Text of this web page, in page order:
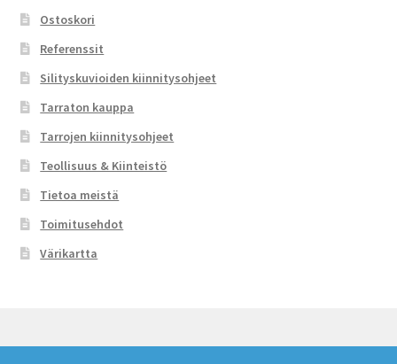
Ostoskori
Referenssit
Silityskuvioiden kiinnitysohjeet
Tarraton kauppa
Tarrojen kiinnitysohjeet
Teollisuus & Kiinteistö
Tietoa meistä
Toimitusehdot
Värikartta